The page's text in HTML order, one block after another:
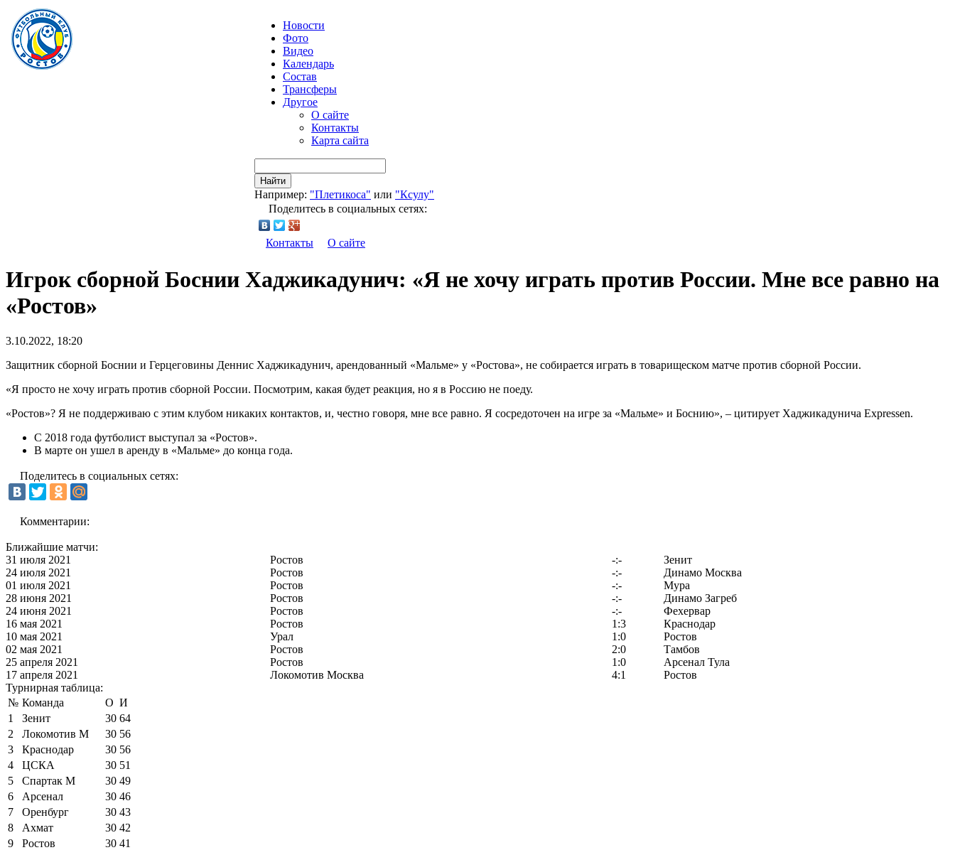
Новости
Фото
Видео
Календарь
Состав
Трансферы
Другое
О сайте
Контакты
Карта сайта
Найти
Например: "Плетикоса" или "Ксулу"
Поделитесь в социальных сетях:
Контакты О сайте
Игрок сборной Боснии Хаджикадунич: «Я не хочу играть против России. Мне все равно на
«Ростов»
3.10.2022, 18:20
Защитник сборной Боснии и Герцеговины Деннис Хаджикадунич, арендованный «Мальме» у «Ростова», не собирается играть в товарищеском матче против сборной России.
«Я просто не хочу играть против сборной России. Посмотрим, какая будет реакция, но я в Россию не поеду.
«Ростов»? Я не поддерживаю с этим клубом никаких контактов, и, честно говоря, мне всe равно. Я сосредоточен на игре за «Мальме» и Боснию», – цитирует Хаджикадунича Expressen.
С 2018 года футболист выступал за «Ростов».
В марте он ушел в аренду в «Мальме» до конца года.
Поделитесь в социальных сетях:
Комментарии:
Ближайшие матчи:
31 июля 2021
Ростов -:-
Зенит
24 июля 2021
Ростов -:-
Динамо Москва
01 июля 2021
Ростов -:-
Мура
28 июня 2021
Ростов -:-
Динамо Загреб
24 июня 2021
Ростов -:-
Фехервар
16 мая 2021
Ростов 1:3
Краснодар
10 мая 2021
Урал 1:0
Ростов
02 мая 2021
Ростов 2:0
Тамбов
25 апреля 2021
Ростов 1:0
Арсенал Тула
17 апреля 2021
Локомотив Москва 4:1
Ростов
Турнирная таблица:
№ Команда О И
1
Зенит 30 64
2
Локомотив М 30 56
3
Краснодар 30 56
4
ЦСКА 30 51
5
Спартак М 30 49
6
Арсенал 30 46
7
Оренбург 30 43
8
Ахмат 30 42
9
Ростов 30 41